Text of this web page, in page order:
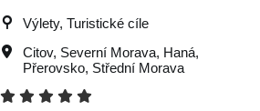
Výlety, Turistické cíle
Citov, Severní Morava, Haná,
Přerovsko, Střední Morava